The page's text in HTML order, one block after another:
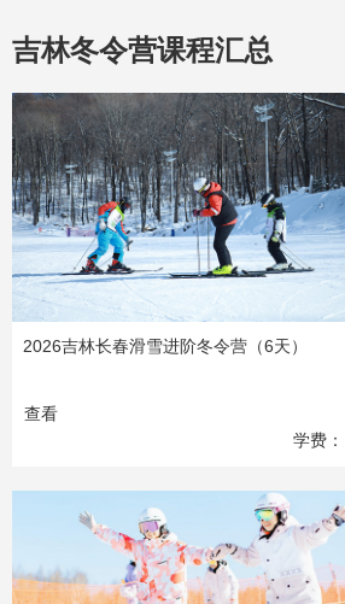
吉林冬令营课程汇总
2026吉林长春滑雪进阶冬令营（6天）
学费：
9590元
查看